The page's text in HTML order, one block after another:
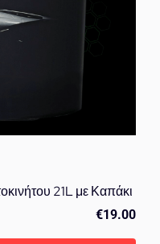
21L με Καπάκι
€19.00